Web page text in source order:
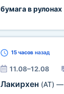
бумага в рулонах
15 часовназад
11.08–12.08
Лакирхен (AT) —